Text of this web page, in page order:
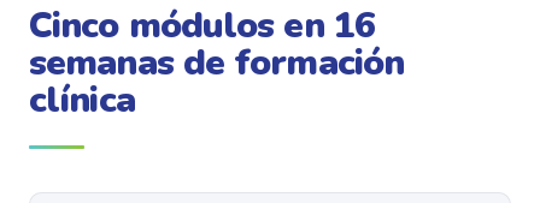
Cinco módulos en 16
semanas de formación
clínica